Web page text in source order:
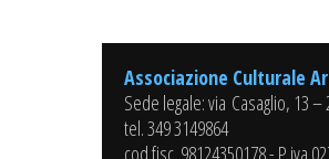
Associazione Culturale
Sede legale: via Casaglio, 13 –
tel. 349 3149864
cod.fisc. 98124350178 - P.iva